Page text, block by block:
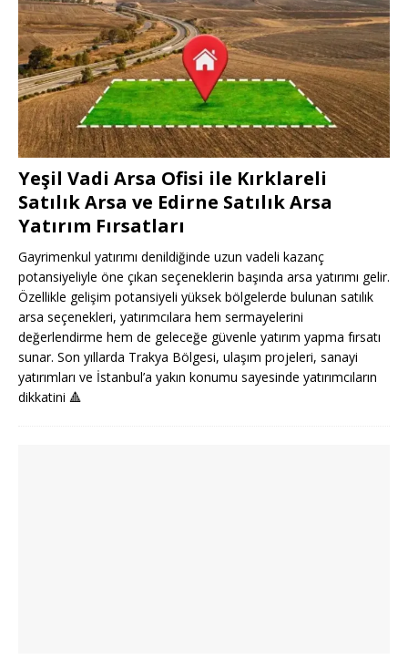
Yeşil Vadi Arsa Ofisi ile Kırklareli
Satılık Arsa ve Edirne Satılık Arsa
Yatırım Fırsatları
Gayrimenkul yatırımı denildiğinde uzun vadeli kazanç
potansiyeliyle öne çıkan seçeneklerin başında arsa yatırımı gelir.
Özellikle gelişim potansiyeli yüksek bölgelerde bulunan satılık
arsa seçenekleri, yatırımcılara hem sermayelerini
değerlendirme hem de geleceğe güvenle yatırım yapma fırsatı
sunar. Son yıllarda Trakya Bölgesi, ulaşım projeleri, sanayi
yatırımları ve İstanbul’a yakın konumu sayesinde yatırımcıların
dikkatini 🔺